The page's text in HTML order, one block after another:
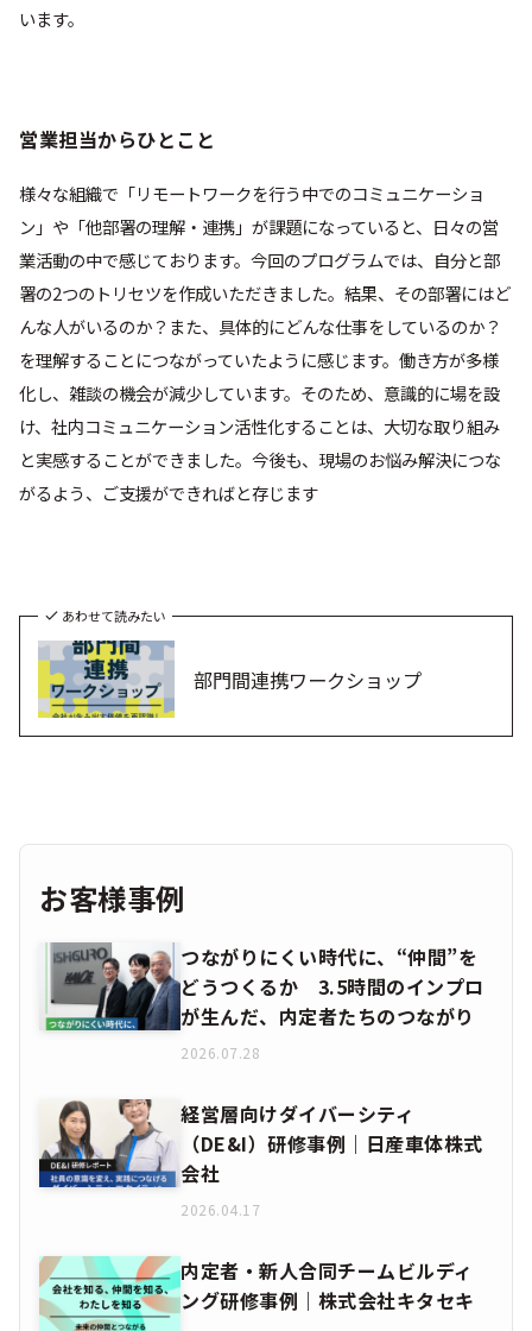
います。
営業担当からひとこと
様々な組織で「リモートワークを行う中でのコミュニケーショ
ン」や「他部署の理解・連携」が課題になっていると、日々の営
業活動の中で感じております。今回のプログラムでは、自分と部
署の2つのトリセツを作成いただきました。結果、その部署にはど
んな人がいるのか？また、具体的にどんな仕事をしているのか？
を理解することにつながっていたように感じます。働き方が多様
化し、雑談の機会が減少しています。そのため、意識的に場を設
け、社内コミュニケーション活性化することは、大切な取り組み
と実感することができました。今後も、現場のお悩み解決につな
がるよう、ご支援ができればと存じます
あわせて読みたい
部門間連携ワークショップ
お客様事例
つながりにくい時代に、“仲間”を
どうつくるか 3.5時間のインプロ
が生んだ、内定者たちのつながり
2026.07.28
経営層向けダイバーシティ
（DE&I）研修事例｜日産車体株式
会社
2026.04.17
内定者・新人合同チームビルディ
ング研修事例｜株式会社キタセキ